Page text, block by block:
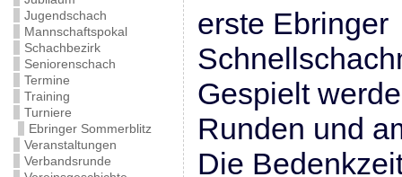
Jugendschach
Mannschaftspokal
Schachbezirk
Seniorenschach
Termine
Training
Turniere
Ebringer Sommerblitz
Veranstaltungen
Verbandsrunde
erste Ebringer
Gespielt
Runden und
Die